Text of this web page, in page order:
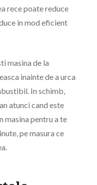
rece poate reduce
in mod eficient
masina de la
inainte de a urca
In schimb,
atunci cand este
masina pentru a te
pe masura ce